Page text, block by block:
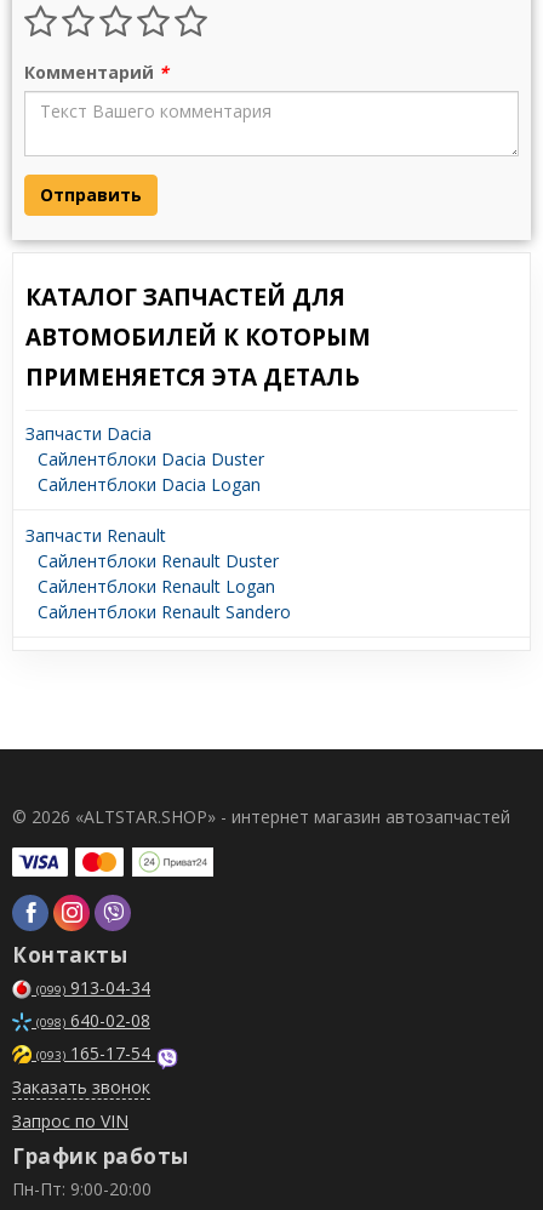
Комментарий *
Отправить
КАТАЛОГ ЗАПЧАСТЕЙ ДЛЯ
АВТОМОБИЛЕЙ К КОТОРЫМ
ПРИМЕНЯЕТСЯ ЭТА ДЕТАЛЬ
Запчасти Dacia
Сайлентблоки Dacia Duster
Сайлентблоки Dacia Logan
Запчасти Renault
Сайлентблоки Renault Duster
Сайлентблоки Renault Logan
Сайлентблоки Renault Sandero
© 2026 «ALTSTAR.SHOP» - интернет магазин автозапчастей
Контакты
(099) 913-04-34
(098) 640-02-08
(093) 165-17-54
Заказать звонок
Запрос по VIN
График работы
Пн-Пт: 9:00-20:00